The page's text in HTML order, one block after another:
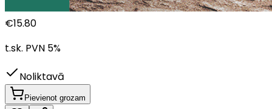
€15.80
t.sk. PVN 5%
Noliktavā
Pievienot grozam